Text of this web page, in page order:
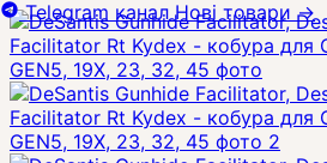
Telegram канал Нові товари →